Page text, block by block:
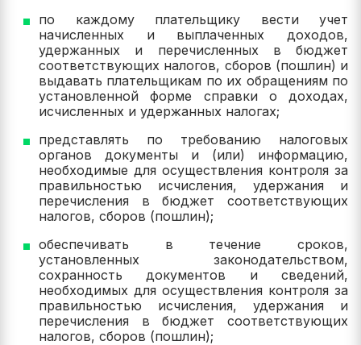
по каждому плательщику вести учет
начисленных и выплаченных доходов,
удержанных и перечисленных в бюджет
соответствующих налогов, сборов (пошлин) и
выдавать плательщикам по их обращениям по
установленной форме справки о доходах,
исчисленных и удержанных налогах;
представлять по требованию налоговых
органов документы и (или) информацию,
необходимые для осуществления контроля за
правильностью исчисления, удержания и
перечисления в бюджет соответствующих
налогов, сборов (пошлин);
обеспечивать в течение сроков,
установленных законодательством,
сохранность документов и сведений,
необходимых для осуществления контроля за
правильностью исчисления, удержания и
перечисления в бюджет соответствующих
налогов, сборов (пошлин);